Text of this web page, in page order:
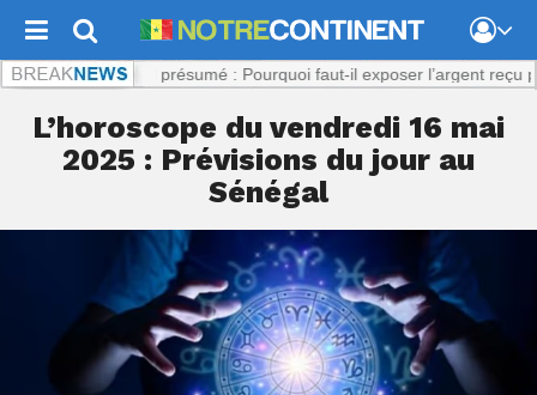
: Viol présumé : Pourquoi faut-il exposer l’argent reçu par la
L’horoscope du vendredi 16 mai
2025 : Prévisions du jour au
Sénégal